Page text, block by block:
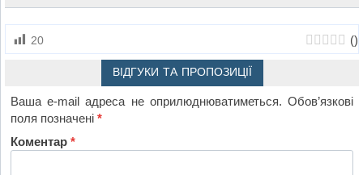
20 ()
ВІДГУКИ ТА ПРОПОЗИЦІЇ
Ваша e-mail адреса не оприлюднюватиметься. Обов’язкові
поля позначені*
Коментар*